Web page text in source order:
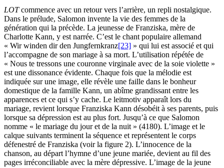
LOTcommence avec un retour vers l’arrière, un repli nostalgique.
Dans le prélude, Salomon invente la vie des femmes de la
génération qui la précède. La jeunesse de Franziska, mère de
Charlotte Kann, y est narrée. C’est le chant populaire allemand
« Wir winden dir den Jungfernkranz[23] » qui lui est associé et qui
l’accompagne de son mariage à sa mort. L’utilisation répétée de
« Nous te tressons une couronne virginale avec de la soie violette »
est une dissonance évidente. Chaque fois que la mélodie est
indiquée sur une image, elle révèle une faille dans le bonheur
domestique de la famille Kann, un abîme grandissant entre les
apparences et ce qui s’y cache. Le leitmotiv apparaît lors du
mariage, revient lorsque Franziska Kann désobéit à ses parents, puis
lorsque sa dépression est au plus fort. Jusqu’à ce que Salomon
nomme « le mariage du jour et de la nuit » (4180). L’image et le
calque suivants terminent la séquence et représentent le corps
défenestré de Franziska (voir la figure 2). L’innocence de la
chanson, au départ l’hymne d’une jeune mariée, devient au fil des
pages irréconciliable avec la mère dépressive. L’image de la jeune